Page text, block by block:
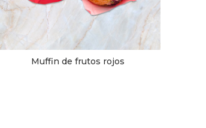
Muffin de frutos rojos